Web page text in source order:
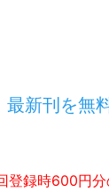
最新刊を無
登録時600円